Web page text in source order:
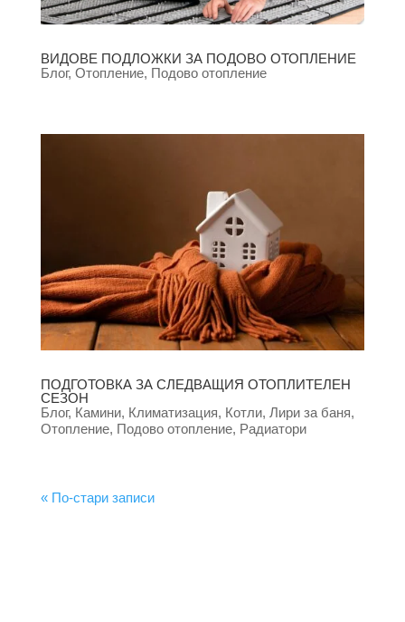
ВИДОВЕ ПОДЛОЖКИ ЗА ПОДОВО ОТОПЛЕНИЕ
Блог, Отопление, Подово отопление
ПОДГОТОВКА ЗА СЛЕДВАЩИЯ ОТОПЛИТЕЛЕН
СЕЗОН
Блог, Камини, Климатизация, Котли, Лири за баня,
Отопление, Подово отопление, Радиатори
« По-стари записи